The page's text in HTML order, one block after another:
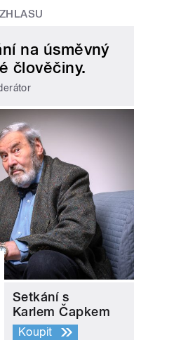
na úsměvný
člověčiny.
Setkání s
Karlem Čapkem
Koupit